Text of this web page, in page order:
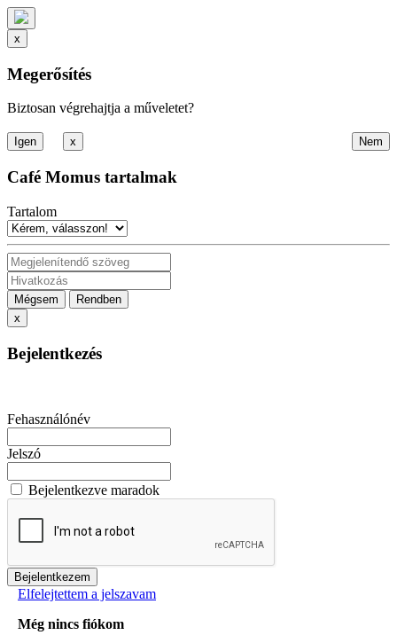
x
Megerősítés
Biztosan végrehajtja a műveletet?
x
Café Momus tartalmak
Tartalom
Mégsem
Rendben
x
Bejelentkezés
Fehasználónév
Jelszó
Bejelentkezve maradok
Elfelejtettem a jelszavam
Még nincs fiókom